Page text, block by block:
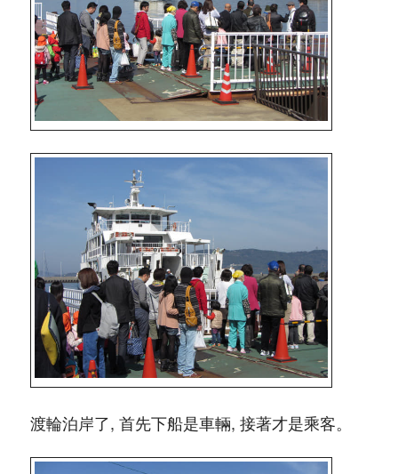
渡輪泊岸了, 首先下船是車輛, 接著才是乘客。